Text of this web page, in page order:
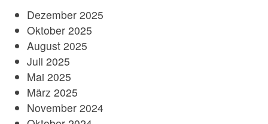
Dezember 2025
Oktober 2025
August 2025
Juli 2025
Mai 2025
März 2025
November 2024